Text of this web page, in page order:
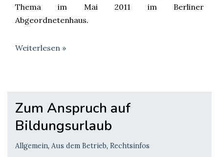
Thema im Mai 2011 im Berliner
Abgeordnetenhaus.
Weiterlesen »
Zum Anspruch auf
Bildungsurlaub
Allgemein, Aus dem Betrieb, Rechtsinfos